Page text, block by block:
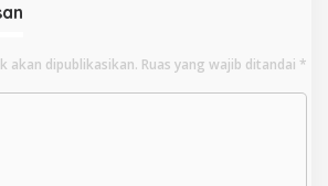
akan dipublikasikan. Ruas yang wajib ditandai *